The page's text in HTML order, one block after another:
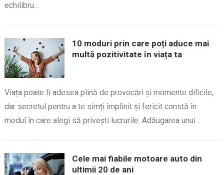
echilibru…
10 moduri prin care poți aduce mai
multă pozitivitate în viața ta
Viața poate fi adesea plină de provocări și momente dificile,
dar secretul pentru a te simți împlinit și fericit constă în
modul în care alegi să privești lucrurile. Adăugarea unui…
Cele mai fiabile motoare auto din
ultimii 20 de ani